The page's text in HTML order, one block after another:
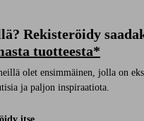
Rekisteröidy
tuotteesta*
olet ensimmäinen, jolla on
ja paljon inspiraatiota.